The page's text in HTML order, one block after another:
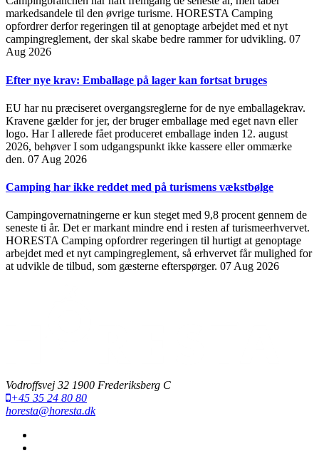
markedsandele til den øvrige turisme. HORESTA Camping
opfordrer derfor regeringen til at genoptage arbejdet med et nyt
campingreglement, der skal skabe bedre rammer for udvikling. 07
Aug 2026
Efter nye krav: Emballage på lager kan fortsat bruges
EU har nu præciseret overgangsreglerne for de nye emballagekrav.
Kravene gælder for jer, der bruger emballage med eget navn eller
logo. Har I allerede fået produceret emballage inden 12. august
2026, behøver I som udgangspunkt ikke kassere eller ommærke
den. 07 Aug 2026
Camping har ikke reddet med på turismens vækstbølge
Campingovernatningerne er kun steget med 9,8 procent gennem de
seneste ti år. Det er markant mindre end i resten af turismeerhvervet.
HORESTA Camping opfordrer regeringen til hurtigt at genoptage
arbejdet med et nyt campingreglement, så erhvervet får mulighed for
at udvikle de tilbud, som gæsterne efterspørger. 07 Aug 2026
Vodroffsvej 32 1900 Frederiksberg C
+45 35 24 80 80
horesta@horesta.dk